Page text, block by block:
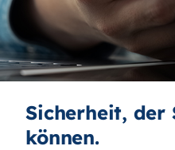
Sicherheit, der
können.